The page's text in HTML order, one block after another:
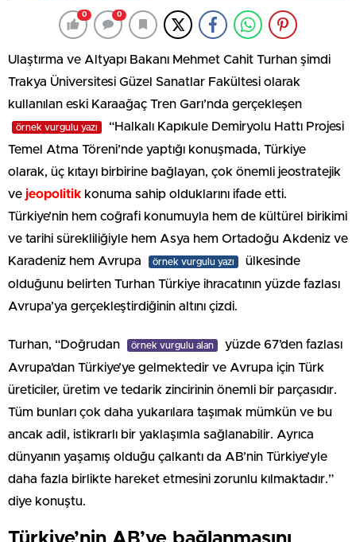
0 0
Ulaştırma ve Altyapı Bakanı Mehmet Cahit Turhan şimdi
Trakya Üniversitesi Güzel Sanatlar Fakültesi olarak
kullanılan eski Karaağaç Tren Garı’nda gerçekleşen
örnek vurgulu yazı
“Halkalı Kapıkule Demiryolu Hattı Projesi
Temel Atma Töreni’nde yaptığı konuşmada, Türkiye
olarak, üç kıtayı birbirine bağlayan, çok önemli jeostratejik
ve jeopolitik konuma sahip olduklarını ifade etti.
Türkiye’nin hem coğrafi konumuyla hem de kültürel birikimi
ve tarihi sürekliliğiyle hem Asya hem Ortadoğu Akdeniz ve
Karadeniz hem Avrupa
örnek vurgulu yazı
ülkesinde
olduğunu belirten Turhan Türkiye ihracatının yüzde fazlası
Avrupa’ya gerçekleştirdiğinin altını çizdi.
Turhan, “Doğrudan örnek vurgulu alan
yüzde 67’den fazlası
Avrupa’dan Türkiye’ye gelmektedir ve Avrupa için Türk
üreticiler, üretim ve tedarik zincirinin önemli bir parçasıdır.
Tüm bunları çok daha yukarılara taşımak mümkün ve bu
ancak adil, istikrarlı bir yaklaşımla sağlanabilir. Ayrıca
dünyanın yaşamış olduğu çalkantı da AB’nin Türkiye’yle
daha fazla birlikte hareket etmesini zorunlu kılmaktadır.”
diye konuştu.